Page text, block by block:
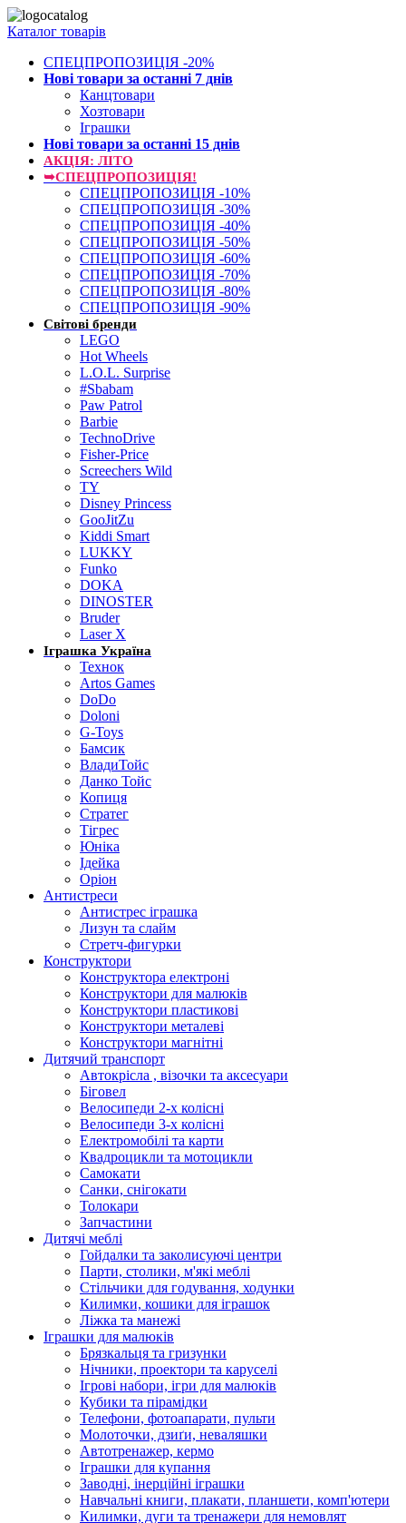
Каталог товарів
СПЕЦПРОПОЗИЦІЯ -20%
Нові товари за останнi 7 днiв
Канцтовари
Хозтовари
Іграшки
Нові товари за останнi 15 днiв
АКЦІЯ: ЛІТО
➥СПЕЦПРОПОЗИЦІЯ!
СПЕЦПРОПОЗИЦІЯ -10%
СПЕЦПРОПОЗИЦІЯ -30%
СПЕЦПРОПОЗИЦІЯ -40%
СПЕЦПРОПОЗИЦІЯ -50%
СПЕЦПРОПОЗИЦІЯ -60%
СПЕЦПРОПОЗИЦІЯ -70%
СПЕЦПРОПОЗИЦІЯ -80%
СПЕЦПРОПОЗИЦІЯ -90%
Світові бренди
LEGO
Hot Wheels
L.O.L. Surprise
#Sbabam
Paw Patrol
Barbie
TechnoDrive
Fisher-Price
Screechers Wild
TY
Disney Princess
GooJitZu
Kiddi Smart
LUKKY
Funko
DOKA
DINOSTER
Bruder
Laser X
Іграшка Україна
Технок
Artos Games
DoDo
Doloni
G-Toys
Бамсик
ВладиТойс
Данко Тойс
Копиця
Стратег
Тігрес
Юніка
Ідейка
Оріон
Антистреси
Антистрес іграшка
Лизун та слайм
Стретч-фигурки
Конструктори
Конструктора електроні
Конструктори для малюків
Конструктори пластикові
Конструктори металеві
Конструктори магнітні
Дитячий транспорт
Автокрісла , візочки та аксесуари
Біговел
Велосипеди 2-х колісні
Велосипеди 3-х колісні
Електромобілі та карти
Квадроцикли та мотоцикли
Самокати
Санки, снігокати
Толокари
Запчастини
Дитячі меблі
Гойдалки та заколисуючі центри
Парти, столики, м'які меблі
Стільчики для годування, ходунки
Килимки, кошики для іграшок
Ліжка та манежі
Іграшки для малюків
Брязкальця та гризунки
Нічники, проектори та каруселі
Ігрові набори, ігри для малюків
Кубики та пірамідки
Телефони, фотоапарати, пульти
Молоточки, дзиґи, неваляшки
Автотренажер, кермо
Іграшки для купання
Заводні, інерційні іграшки
Навчальні книги, плакати, планшети, комп'ютери
Килимки, дуги та тренажери для немовлят